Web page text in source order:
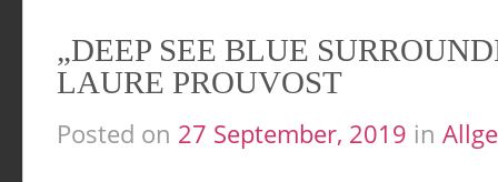
„DEEP SEE BLUE
LAURE PROUVOST
Posted on 27 September, 2019 in